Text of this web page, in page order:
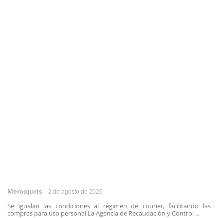
Mercojuris 2 de agosto de 2026
Se igualan las condiciones al régimen de courier, facilitando las
compras para uso personal La Agencia de Recaudación y Control ...